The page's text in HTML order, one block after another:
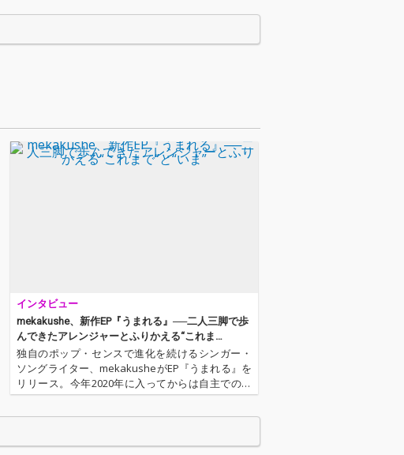
インタビュー
mekakushe、新作EP『うまれる』──二人三脚で歩
んできたアレンジャーとふりかえる“これま
で”と“いま”
独自のポップ・センスで進化を続けるシンガー・
ソングライター、mekakusheがEP『うまれる』を
リリース。今年2020年に入ってからは自主での活
動に再び軸足を移し、配信限定シングルを立て続